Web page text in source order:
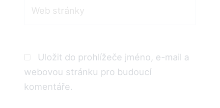
stránky
Uložit do prohlížeče jméno, e-mail a
webovou stránku pro budoucí
komentáře.